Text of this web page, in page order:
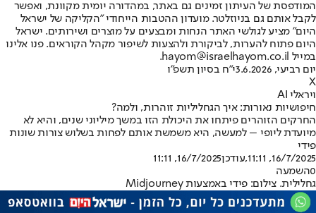
המודפסת של העיתון זמינים גם באתר, במהדורה יומית מקוונת, ואפשר
לקבל אותם גם בניוזלטר. מועדון ההטבות הייחודי "הקליקה של ישראל
היום" מציע לגולשי האתר הנחות ומבצעים על מוצרים ושירותים. ישראל
היום פתוח להערות, לביקורת ולהצעות לשיפור מקהל הקוראים. פנו אלינו
במייל hayom@israelhayom.co.il.
יום רביעי, 3.6.2026
י"ח בסיון תשפ"ו
X
ויראלי AI
חיפושיות נאורות: איך הגחליליות זוהרות, ולמה?
החרקים הזוהרים פיתחו את היכולת הזו במשך מיליוני שנים, והיא לא
מיועדת ליופי – למעשה, היא משמשת אותם לפחות בשלוש צורות שונות
פידי
16/7/2025, 11:11
,עודכן16/7/2025, 11:11
0השמעה
גחלילית. צילום: פידי באמצעות Midjourney